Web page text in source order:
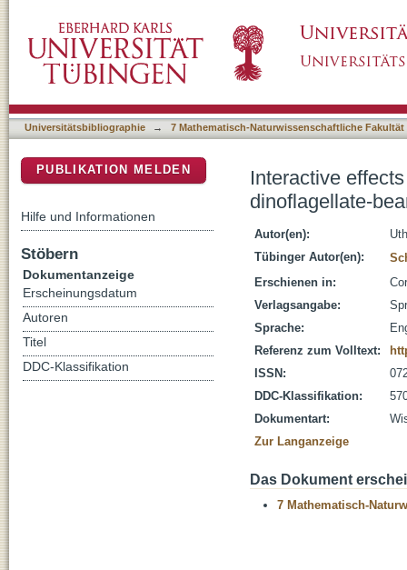
foraminifer Marginopora vertebralis
Universitätsbibliographie → 7 Mathematisch-Naturwissenschaftliche Fakultät
Interactive
dinoflagellate-
Autor(en):
Tübinger Autor(en):
Erschienen in:
Verlagsangabe:
Sprache:
Referenz zum Volltext:
ISSN:
DDC-Klassifikation:
Dokumentart:
Zur Langanzeige
Das Dokument
7 Mathematisch-
PUBLIKATION MELDEN
Hilfe und Informationen
Stöbern
Dokumentanzeige
Erscheinungsdatum
Autoren
Titel
DDC-Klassifikation